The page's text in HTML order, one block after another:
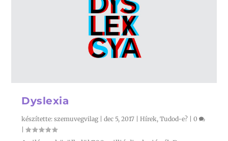
Dyslexia
készítette:szemuvegvilag |dec 5, 2017 |Hírek,Tudod-e? |0
|